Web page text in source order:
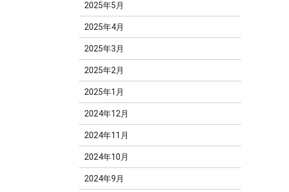
2025年5月
2025年4月
2025年3月
2025年2月
2025年1月
2024年12月
2024年11月
2024年10月
2024年9月